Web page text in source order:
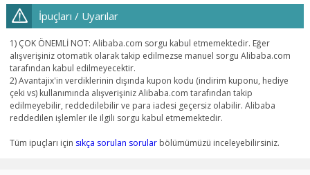
İpuçları / Uyarılar
1) ÇOK ÖNEMLİ NOT: Alibaba.com sorgu kabul etmemektedir. Eğer
alışverişiniz otomatik olarak takip edilmezse manuel sorgu Alibaba.com
tarafından kabul edilmeyecektir.
2) Avantajix'in verdiklerinin dışında kupon kodu (indirim kuponu, hediye
çeki vs) kullanımında alışverişiniz Alibaba.com tarafından takip
edilmeyebilir, reddedilebilir ve para iadesi geçersiz olabilir. Alibaba
reddedilen işlemler ile ilgili sorgu kabul etmemektedir.
Tüm ipuçları için sıkça sorulan sorularbölümümüzü inceleyebilirsiniz.